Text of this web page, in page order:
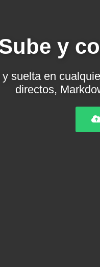
y
suelta en
directos,